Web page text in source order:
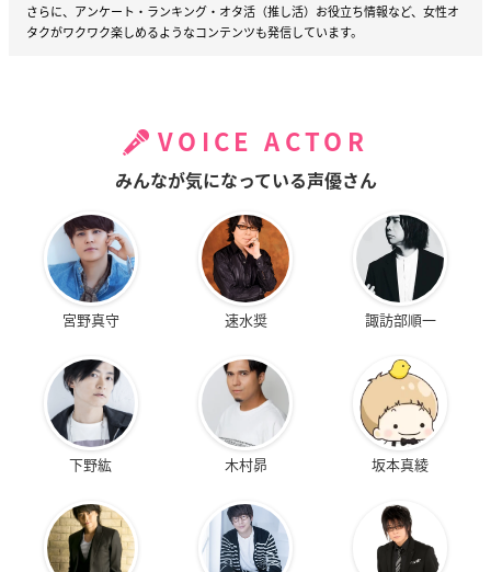
さらに、アンケート・ランキング・オタ活（推し活）お役立ち情報など、女性オ
タクがワクワク楽しめるようなコンテンツも発信しています。
VOICE ACTOR
みんなが気になっている声優さん
宮野真守 速水奨 諏訪部順一
下野紘 木村昴 坂本真綾